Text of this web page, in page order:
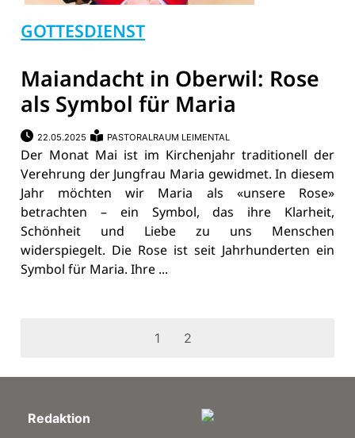
GOTTESDIENST
Maiandacht in Oberwil: Rose
als Symbol für Maria
22.05.2025 PASTORALRAUM LEIMENTAL
Der Monat Mai ist im Kirchenjahr traditionell der
Verehrung der Jungfrau Maria gewidmet. In diesem
Jahr möchten wir Maria als «unsere Rose»
betrachten – ein Symbol, das ihre Klarheit,
Schönheit und Liebe zu uns Menschen
widerspiegelt. Die Rose ist seit Jahrhunderten ein
Symbol für Maria. Ihre ...
1 2
Redaktion